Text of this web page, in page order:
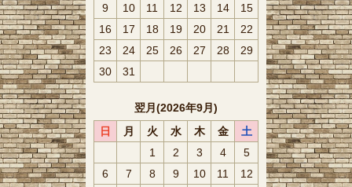
9
10 11 12 13 14
15
16
17 18 19 20 21
22
23
24 25 26 27 28
29
30
31
翌月(2026年9月)
日
月 火 水 木 金
土
1
2 3 4
5
6
7 8 9 10 11
12